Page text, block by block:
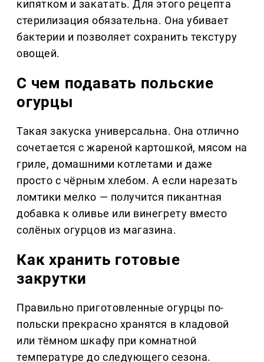
кипятком и закатать. Для этого рецепта
стерилизация обязательна. Она убивает
бактерии и позволяет сохранить текстуру
овощей.
С чем подавать польские
огурцы
Такая закуска универсальна. Она отлично
сочетается с жареной картошкой, мясом на
гриле, домашними котлетами и даже
просто с чёрным хлебом. А если нарезать
ломтики мелко — получится пикантная
добавка к оливье или винегрету вместо
солёных огурцов из магазина.
Как хранить готовые
закрутки
Правильно приготовленные огурцы по-
польски прекрасно хранятся в кладовой
или тёмном шкафу при комнатной
температуре до следующего сезона.